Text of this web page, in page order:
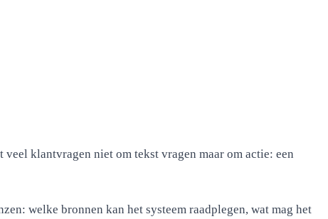
klantvragen niet om tekst vragen maar om actie: een
welke bronnen kan het systeem raadplegen, wat mag het